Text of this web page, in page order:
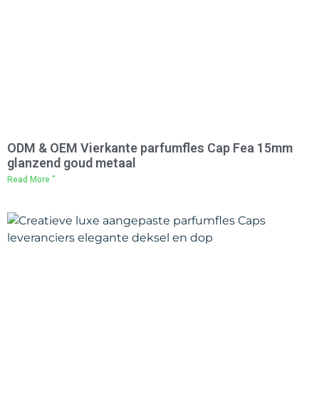
ODM & OEM Vierkante parfumfles Cap Fea 15mm
glanzend goud metaal
Read More "